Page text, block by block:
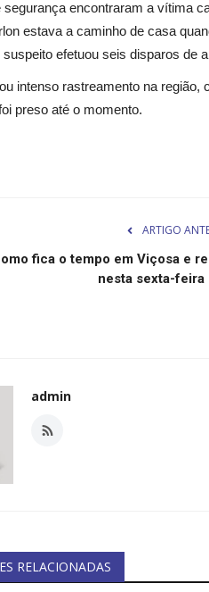
segurança encontraram a vítima
estava a caminho de casa
efetuou seis disparos de
intenso rastreamento na
preso até o momento.
ARTIGO
fica o tempo em Viçosa e
nesta sexta-feira
admin
RELACIONADAS